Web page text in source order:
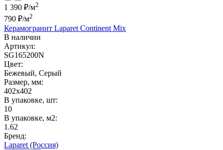
1 390 ₽/м2
790 ₽/м2
Керамогранит Laparet Continent Mix
В наличии
Артикул:
SG165200N
Цвет:
Бежевый, Серый
Размер, мм:
402x402
В упаковке, шт:
10
В упаковке, м2:
1.62
Бренд:
Laparet (Россия)